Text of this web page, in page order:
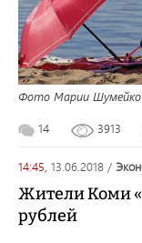
Фото Марии Шумейко
14 3913
14:45, 13.06.2018 /
Жители Коми
рублей